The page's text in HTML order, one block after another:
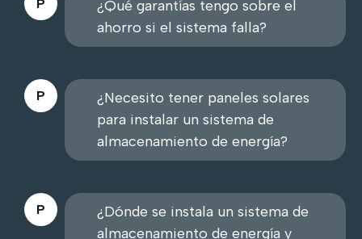
¿Qué garantías tengo sobre el
ahorro si el sistema falla?
¿Necesito tener paneles solares
para instalar un sistema de
almacenamiento de energía?
¿Dónde se instala un sistema de
almacenamiento de energía y